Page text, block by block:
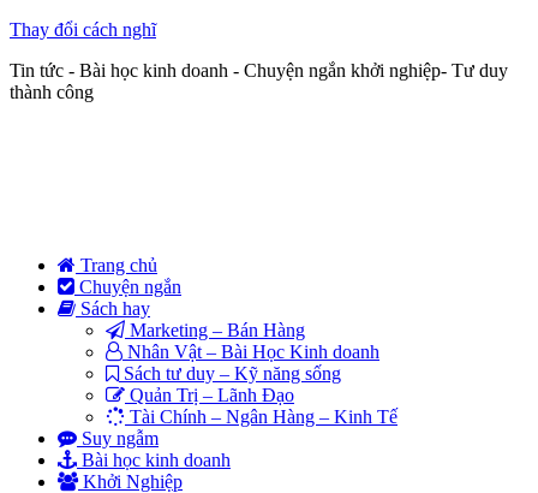
Thay đổi cách nghĩ
Tin tức - Bài học kinh doanh - Chuyện ngắn khởi nghiệp- Tư duy
thành công
Trang chủ
Chuyện ngắn
Sách hay
Marketing – Bán Hàng
Nhân Vật – Bài Học Kinh doanh
Sách tư duy – Kỹ năng sống
Quản Trị – Lãnh Đạo
Tài Chính – Ngân Hàng – Kinh Tế
Suy ngẫm
Bài học kinh doanh
Khởi Nghiệp